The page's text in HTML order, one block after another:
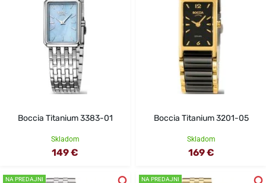
Boccia Titanium 3383-01
Skladom
149 €
Boccia Titanium 3201-05
Skladom
169 €
NA PREDAJNI NA PREDAJNI